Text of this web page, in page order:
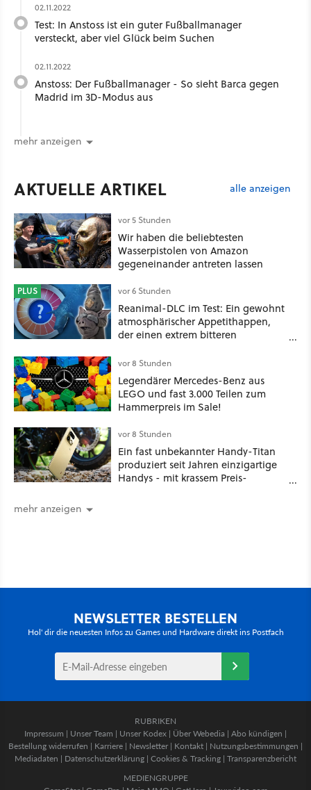
02.11.2022
Test: In Anstoss ist ein guter Fußballmanager
versteckt, aber viel Glück beim Suchen
02.11.2022
Anstoss: Der Fußballmanager - So sieht Barca gegen
Madrid im 3D-Modus aus
mehr anzeigen
AKTUELLE ARTIKEL alle anzeigen
vor 5 Stunden
Wir haben die beliebtesten
Wasserpistolen von Amazon
gegeneinander antreten lassen
PLUS vor 6 Stunden
Reanimal-DLC im Test: Ein gewohnt
atmosphärischer Appetithappen,
der einen extrem bitteren
vor 8 Stunden
Legendärer Mercedes-Benz aus
LEGO und fast 3.000 Teilen zum
Hammerpreis im Sale!
vor 8 Stunden
Ein fast unbekannter Handy-Titan
produziert seit Jahren einzigartige
Handys - mit krassem Preis-
mehr anzeigen
NEWSLETTER BESTELLEN
Hol' dir die neuesten Infos zu Games und Hardware direkt ins Postfach
RUBRIKEN
Impressum | Unser Team | Unser Kodex | Über Webedia | Abo kündigen |
Bestellung widerrufen | Karriere | Newsletter | Kontakt | Nutzungsbestimmungen |
Mediadaten | Datenschutzerklärung | Cookies & Tracking | Transparenzbericht
MEDIENGRUPPE